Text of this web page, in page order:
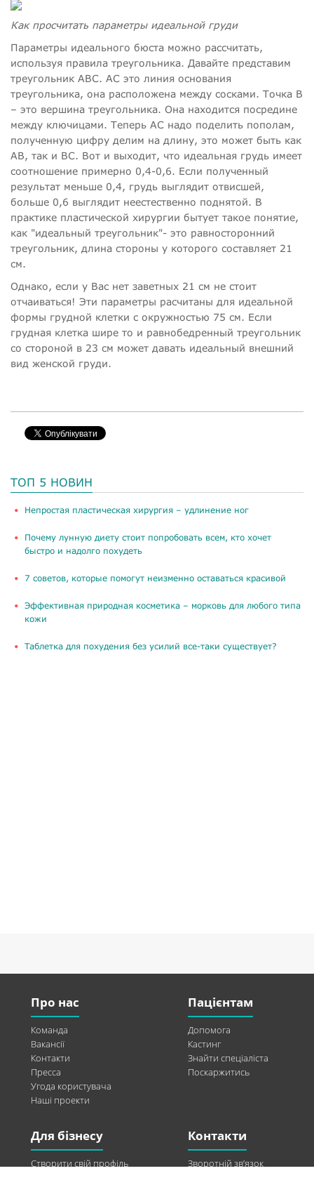
Как просчитать параметры идеальной груди
Параметры идеального бюста можно рассчитать,
используя правила треугольника. Давайте представим
треугольник АВC. АС это линия основания
треугольника, она расположена между сосками. Точка В
– это вершина треугольника. Она находится посредине
между ключицами. Теперь АС надо поделить пополам,
полученную цифру делим на длину, это может быть как
АВ, так и ВС. Вот и выходит, что идеальная грудь имеет
соотношение примерно 0,4-0,6. Если полученный
результат меньше 0,4, грудь выглядит отвисшей,
больше 0,6 выглядит неестественно поднятой. В
практике пластической хирургии бытует такое понятие,
как "идеальный треугольник"- это равносторонний
треугольник, длина стороны у которого составляет 21
см.
Однако, если у Вас нет заветных 21 см не стоит
отчаиваться! Эти параметры расчитаны для идеальной
формы грудной клетки с окружностью 75 см. Если
грудная клетка шире то и равнобедренный треугольник
со стороной в 23 см может давать идеальный внешний
вид женской груди.
ТОП 5 НОВИН
​Непростая пластическая хирургия – удлинение ног
Почему лунную диету стоит попробовать всем, кто хочет
быстро и надолго похудеть
​7 советов, которые помогут неизменно оставаться красивой
​Эффективная природная косметика – морковь для любого типа
кожи
Таблетка для похудения без усилий все-таки существует?
Про нас
Команда
Вакансії
Контакти
Пресса
Угода користувача
Наші проекти
Пацієнтам
Допомога
Кастинг
Знайти спеціаліста
Поскаржитись
Для бізнесу
Створити свій профіль
Контакти
Зворотній зв’язок